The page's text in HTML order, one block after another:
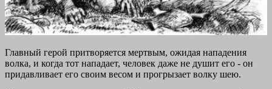
Главный герой притворяется мертвым, ожидая нападения
волка, и когда тот нападает, человек даже не душит его - он
придавливает его своим весом и прогрызает волку шею.